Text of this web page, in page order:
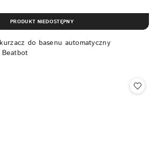
do basenu automatyczny
PRODUKT NIEDOSTĘPNY